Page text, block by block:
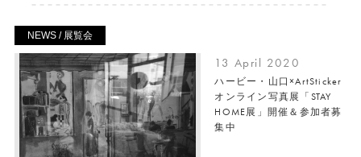
NEWS / 展覧会
13 April 2020
ハービー・山口×ArtSticker
オンライン写真展「STAY
HOME展」開催＆参加者募
集中